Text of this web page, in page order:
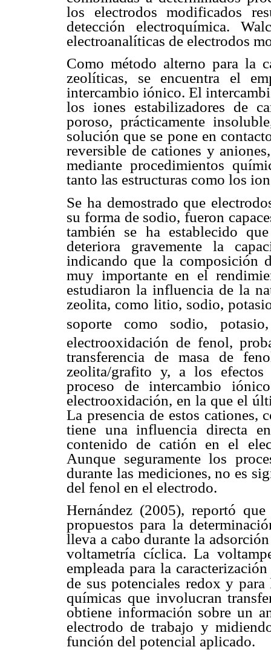
los electrodos modificados
detección electroquímica.
electroanalíticas de electrodos
Como método alterno para la
zeolíticas, se encuentra el
intercambio iónico. El
los iones estabilizadores de
poroso, prácticamente
solución que se pone en
reversible de cationes y
mediante procedimientos
tanto las estructuras como los
Se ha demostrado que
su forma de sodio, fueron
también se ha establecido
deteriora gravemente la
indicando que la composición
muy importante en el
estudiaron la influencia de la
zeolita, como litio, sodio,
soporte como sodio,
electrooxidación de fenol,
transferencia de masa de
zeolita/grafito y, a los
proceso de intercambio
electrooxidación, en la que el
La presencia de estos cationes,
tiene una influencia directa
contenido de catión en el
Aunque seguramente los
durante las mediciones, no es
del fenol en el electrodo.
Hernández (2005), reportó
propuestos para la
lleva a cabo durante la
voltametría cíclica. La
empleada para la
de sus potenciales redox y
químicas que involucran
obtiene información sobre un
electrodo de trabajo y
función del potencial aplicado.